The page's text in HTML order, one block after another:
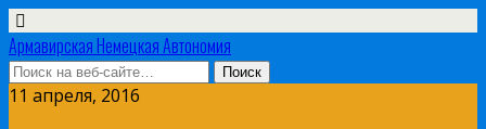
Армавирская Немецкая Автономия
11 апреля, 2016